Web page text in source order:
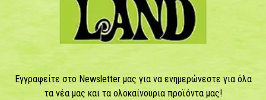
Εγγραφείτε στο Newsletter μας για να ενημερώνεστε για όλα
τα νέα μας και τα ολοκαίνουρια προϊόντα μας!